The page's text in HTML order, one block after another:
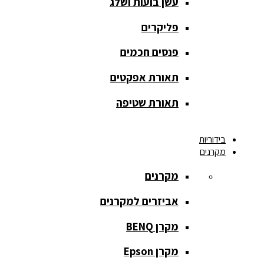
מסך הקרנה
roll up
מסך הקרנה
חצובה
ידני
מסך הקרנה
מסך הקרנה
קבוע
פליקרים
פנסים חכמים
תאורת אפקטים
תאורת שטיפה
בידוריות
מקרנים
מקרנים
אביזרים למקרנים
מקרן BENQ
מקרן Epson